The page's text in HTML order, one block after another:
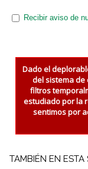
Recibir aviso de
Dado el
del sistema de
filtros
estudiado por la
sentimos por
TAMBIÉN EN ESTA